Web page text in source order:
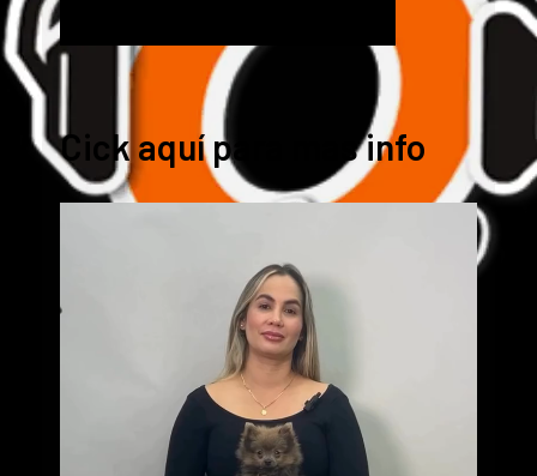
Cick aquí para mas info